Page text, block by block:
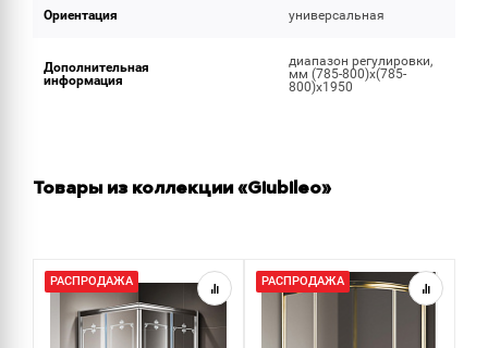
Ориентация универсальная
Дополнительная
информация
диапазон регулировки,
мм (785-800)x(785-
800)x1950
Товары из коллекции «Giubileo»
РАСПРОДАЖА РАСПРОДАЖА